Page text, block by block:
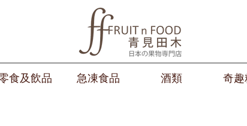
食及飲品 急凍食品 酒類 奇趣